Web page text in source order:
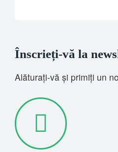
Înscrieți-vă la
Alăturați-vă și primiți un